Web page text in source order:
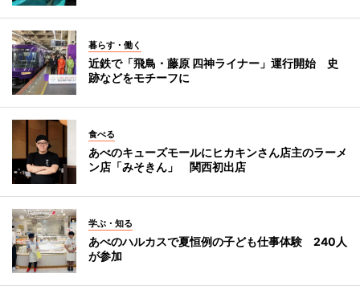
暮らす・働く
近鉄で「飛鳥・藤原 四神ライナー」運行開始 史
跡などをモチーフに
食べる
あべのキューズモールにヒカキンさん店主のラーメ
ン店「みそきん」 関西初出店
学ぶ・知る
あべのハルカスで夏恒例の子ども仕事体験 240人
が参加